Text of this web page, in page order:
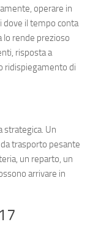
operare in
il tempo conta
lo rende prezioso
risposta a
ridispiegamento di
strategica. Un
trasporto pesante
un reparto, un
arrivare in